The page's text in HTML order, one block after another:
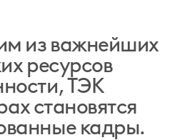
из важнейших
ресурсов
ТЭК
становятся
кадры.